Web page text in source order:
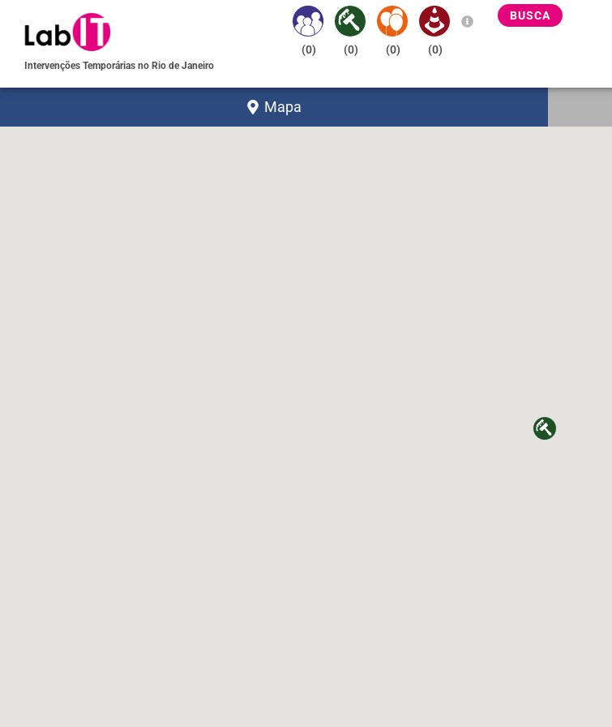
Intervenções Temporárias no Rio de Janeiro
(0) (0) (0) (0)
BUSCA
Mapa